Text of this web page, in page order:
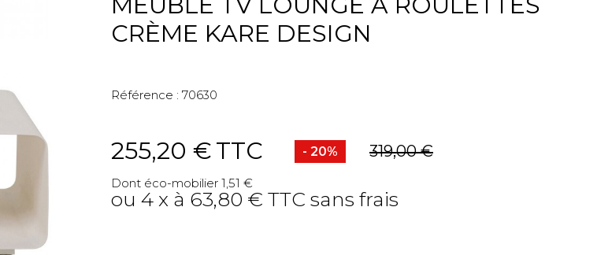
CRÈME KARE DESIGN
Référence : 70630
255,20 €TTC - 20% 319,00 €
Dont éco-mobilier 1,51 €
ou 4 x à 63,80 € TTC sans frais